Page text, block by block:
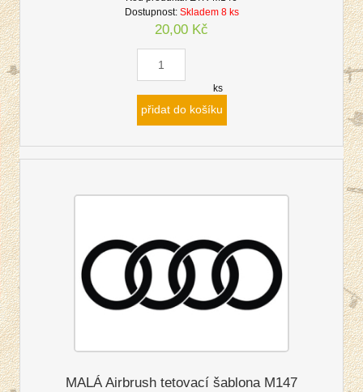
Dostupnost: Skladem 8 ks
20,00 Kč
ks
přidat do košíku
MALÁ Airbrush tetovací šablona M147